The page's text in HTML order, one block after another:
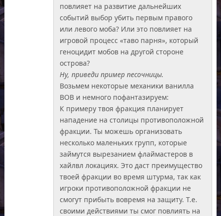
повлияет на развитие дальнейших
событий выбор убить первым правого
или левого моба? Или это повлияет на
игровой процесс «таво парня», который
геноцидит мобов на другой стороне
острова?
Ну, приведи пример песочницы.
Возьмем некоторые механики ванилла
ВОВ и немного пофантазируем:
К примеру твоя фракция планирует
нападение на столицы противоположной
фракции. Ты можешь организовать
несколько маленьких групп, которые
займутся вырезанием флаймастеров в
хайлвл локациях. Это даст преимущество
твоей фракции во время штурма, так как
игроки противоположной фракции не
смогут прибыть вовремя на защиту. Т.е.
своими действиями ты смог повлиять на